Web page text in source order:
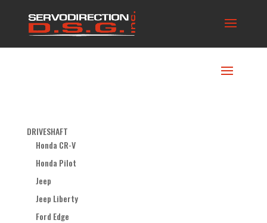
DRIVESHAFT
Honda CR-V
Honda Pilot
Jeep
Jeep Liberty
Ford Edge